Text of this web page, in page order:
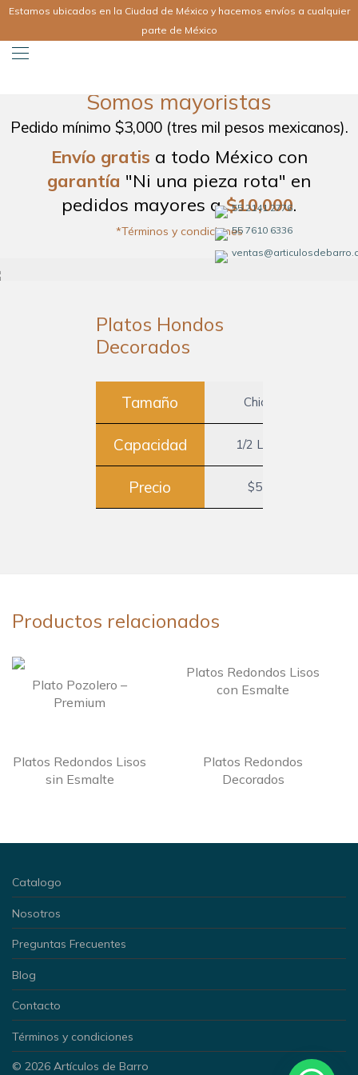
Estamos ubicados en la Ciudad de México y hacemos envíos a cualquier
parte de México
55 2141 2776
55 7610 6336
Somos mayoristas
Pedido mínimo $3,000 (tres mil pesos mexicanos).
Envío gratis a todo México con
garantía "Ni una pieza rota" en
pedidos mayores a$10,000.
*Términos y condiciones
Platos Hondos
Decorados
Tamaño Chico
Capacidad 1/2 Litro
Precio $55
Productos relacionados
Plato Pozolero –
Premium
Platos Redondos Lisos
con Esmalte
Platos Redondos Lisos
sin Esmalte
Platos Redondos
Decorados
Catalogo
Nosotros
Preguntas Frecuentes
Blog
Contacto
Términos y condiciones
© 2026 Artículos de Barro